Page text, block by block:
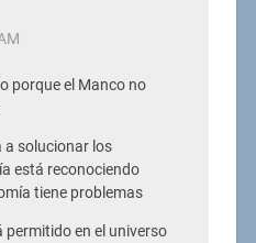
porque el Manco no
a solucionar los
está reconociendo
tiene problemas
permitido en el universo